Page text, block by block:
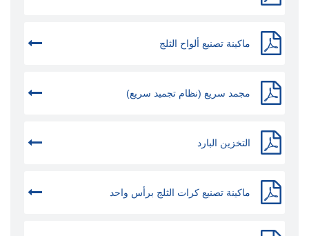
ماكينة تصنيع ألواح الثلج
مجمد سريع (نظام تجميد سريع)
التخزين البارد
ماكينة تصنيع كرات الثلج برأس واحد